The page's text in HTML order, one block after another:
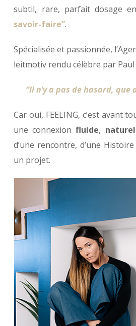
subtil, rare, parfait dosage
savoir-faire”.
Spécialisée et passionnée,
leitmotiv rendu célèbre par Paul
“Il n’y a pas de hasard, que
Car oui, FEELING, c’est avant
une connexionfluide,
d’une rencontre, d’une
un projet.